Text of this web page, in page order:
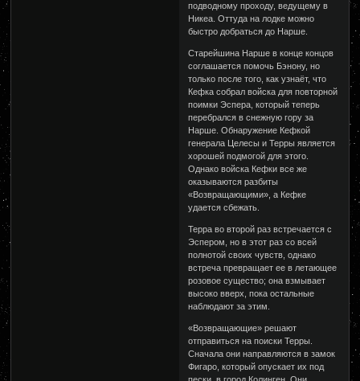
подводному проходу, ведущему в
Никеа. Оттуда на лодке можно
быстро добраться до Нарше.
Старейшина Нарше в конце концов
соглашается помочь Бэнону, но
только после того, как узнаёт, что
Кефка собрал войска для повторной
поимки Эспера, который теперь
перебрался в снежную гору за
Нарше. Обнаружение Кефкой
генерала Целесы и Терры является
хорошей подмогой для этого.
Однако войска Кефки все же
оказываются разбиты
«Возвращающими», а Кефке
удается сбежать.
Терра во второй раз встречается с
Эспером, но в этот раз со всей
полнотой своих чувств, однако
встреча превращает ее в летающее
розовое существо; она взмывает
высоко вверх, пока остальные
наблюдают за этим.
«Возвращающие» решают
отправиться на поиски Терры.
Сначала они направляются в замок
Фигаро, который опускает их под